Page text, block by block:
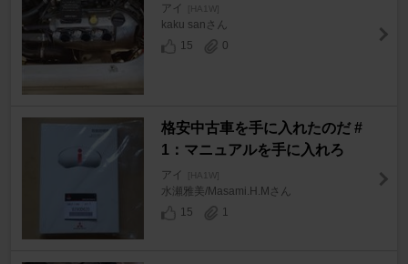
アイ [HA1W]
kaku sanさん
15
0
格安中古車を手に入れたのだ #
1：マニュアルを手に入れろ
アイ [HA1W]
水瀬雅美/Masami.H.Mさん
15
1